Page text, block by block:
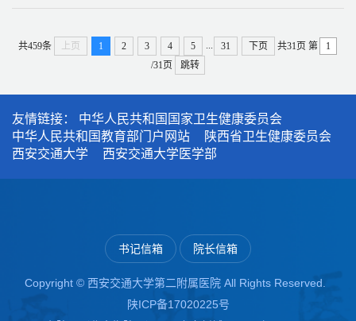
共459条 上页 1 2 3 4 5 31 下页 共31页 第
/31页
跳转
友情链接： 中华人民共和国国家卫生健康委员会
中华人民共和国教育部门户网站
陕西省卫生健康委员会
西安交通大学
西安交通大学医学部
书记信箱 院长信箱
Copyright © 西安交通大学第二附属医院 All Rights Reserved.
陕ICP备17020225号